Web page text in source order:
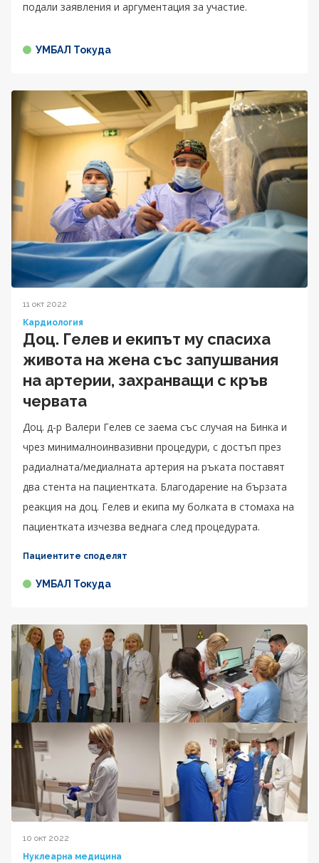
подали заявления и аргументация за участие.
УМБАЛ Токуда
11 окт 2022
Кардиология
Доц. Гелев и екипът му спасиха
живота на жена със запушвания
на артерии, захранващи с кръв
червата
Доц. д-р Валери Гелев се заема със случая на Бинка и
чрез минималноинвазивни процедури, с достъп през
радиалната/медиалната артерия на ръката поставят
два стента на пациентката. Благодарение на бързата
реакция на доц. Гелев и екипа му болката в стомаха на
пациентката изчезва веднага след процедурата.
Пациентите споделят
УМБАЛ Токуда
10 окт 2022
Нуклеарна медицина